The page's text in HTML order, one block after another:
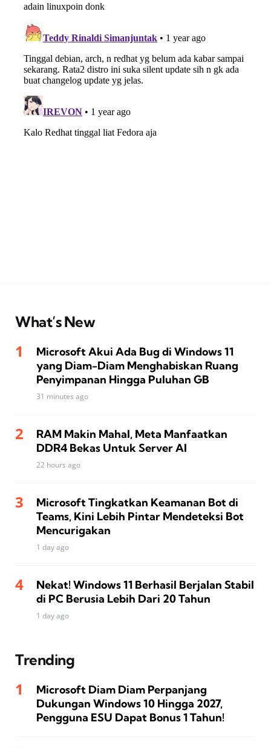
What’s New
Microsoft Akui Ada Bug di Windows 11
yang Diam-Diam Menghabiskan Ruang
Penyimpanan Hingga Puluhan GB
31 minutes ago
RAM Makin Mahal, Meta Manfaatkan
DDR4 Bekas Untuk Server AI
22 hours ago
Microsoft Tingkatkan Keamanan Bot di
Teams, Kini Lebih Pintar Mendeteksi Bot
Mencurigakan
1 day ago
Nekat! Windows 11 Berhasil Berjalan Stabil
di PC Berusia Lebih Dari 20 Tahun
1 day ago
Trending
Microsoft Diam Diam Perpanjang
Dukungan Windows 10 Hingga 2027,
Pengguna ESU Dapat Bonus 1 Tahun!